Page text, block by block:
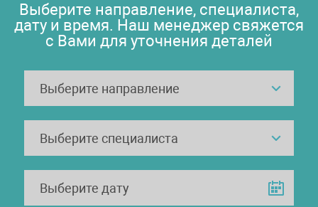
Выберите направление, специалиста,
дату и время. Наш менеджер свяжется
с Вами для уточнения деталей